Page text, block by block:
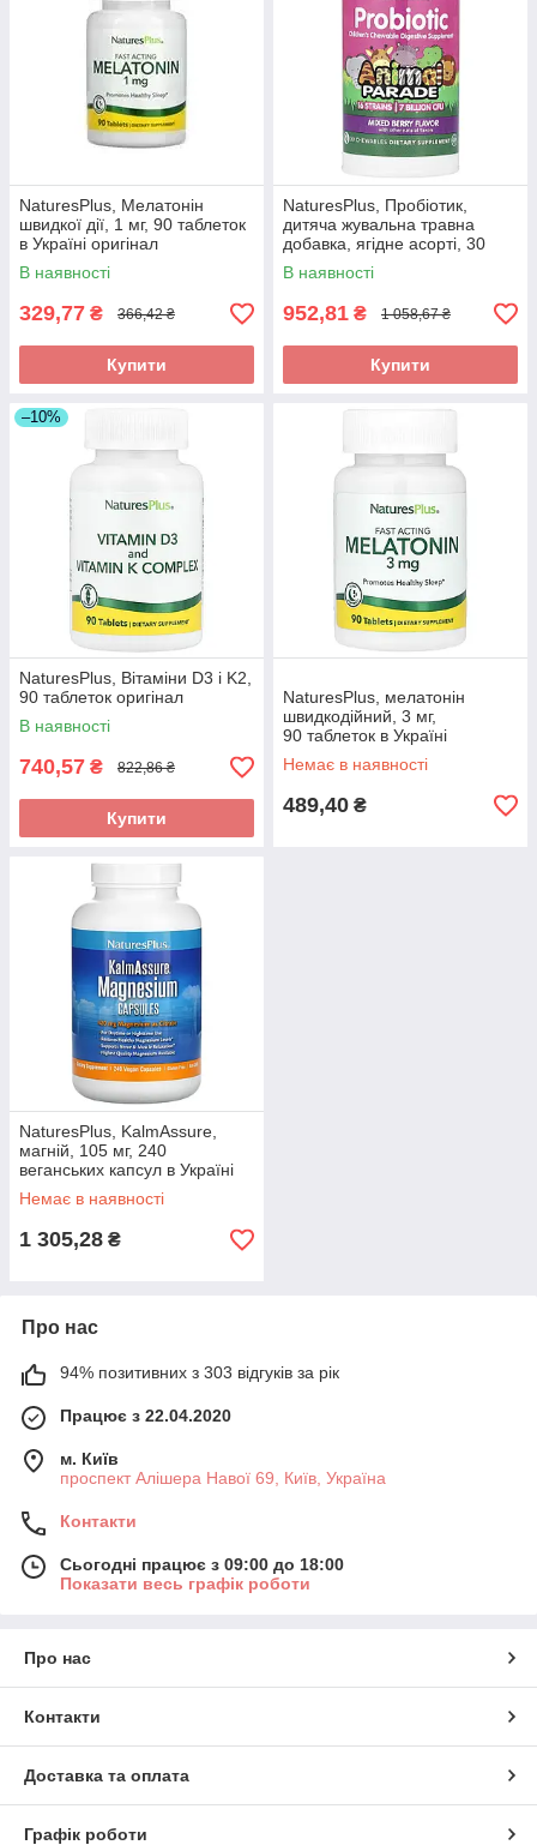
NaturesPlus, Мелатонін
швидкої дії, 1 мг, 90 таблеток
в Україні оригінал
В наявності
329,77 ₴ 366,42 ₴
Купити
NaturesPlus, Пробіотик,
дитяча жувальна травна
добавка, ягідне асорті, 30
жувальних таблеток оригінал
В наявності
952,81 ₴ 1 058,67 ₴
Купити
–10%
NaturesPlus, Вітаміни D3 і K2,
90 таблеток оригінал
В наявності
740,57 ₴ 822,86 ₴
Купити
NaturesPlus, мелатонін
швидкодійний, 3 мг,
90 таблеток в Україні
оригінал
Немає в наявності
489,40 ₴
NaturesPlus, KalmAssure,
магній, 105 мг, 240
веганських капсул в Україні
оригінал
Немає в наявності
1 305,28 ₴
Про нас
94% позитивних з 303 відгуків за рік
Працює з 22.04.2020
м. Київ
проспект Алішера Навої 69, Київ, Україна
Контакти
Сьогодні працює з 09:00 до 18:00
Показати весь графік роботи
Про нас
Контакти
Доставка та оплата
Графік роботи